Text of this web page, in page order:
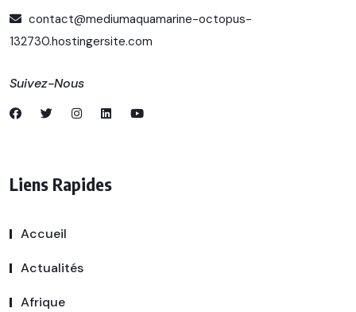
contact@mediumaquamarine-octopus-
132730.hostingersite.com
Suivez-Nous
Liens Rapides
Accueil
Actualités
Afrique